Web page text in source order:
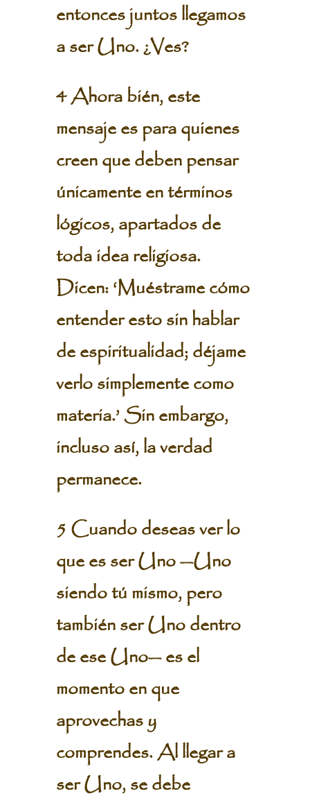
entonces juntos llegamos
a ser Uno. ¿Ves?
4 Ahora bién, este
mensaje es para quienes
creen que deben pensar
únicamente en términos
lógicos, apartados de
toda idea religiosa.
Dicen: ‘Muéstrame cómo
entender esto sin hablar
de espiritualidad; déjame
verlo simplemente como
materia.’ Sin embargo,
incluso así, la verdad
permanece.
5 Cuando deseas ver lo
que es ser Uno —Uno
siendo tú mismo, pero
también ser Uno dentro
de ese Uno— es el
momento en que
aprovechas y
comprendes. Al llegar a
ser Uno, se debe